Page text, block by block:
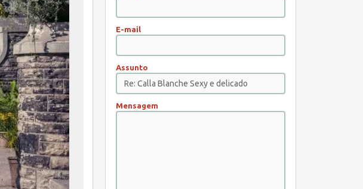
E-mail
Assunto
Mensagem